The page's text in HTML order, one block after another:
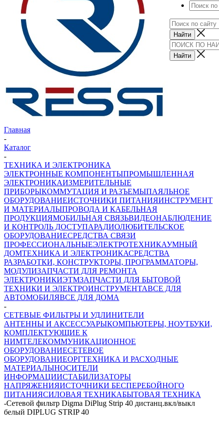
Главная
-
Каталог
-
ТЕХНИКА И ЭЛЕКТРОНИКА
ЭЛЕКТРОННЫЕ КОМПОНЕНТЫПРОМЫШЛЕННАЯ
ЭЛЕКТРОНИКАИЗМЕРИТЕЛЬНЫЕ
ПРИБОРЫКОММУТАЦИЯ И РАЗЪЕМЫПАЯЛЬНОЕ
ОБОРУДОВАНИЕИСТОЧНИКИ ПИТАНИЯИНСТРУМЕНТ
И МАТЕРИАЛЫПРОВОДА И КАБЕЛЬНАЯ
ПРОДУКЦИЯМОБИЛЬНАЯ СВЯЗЬВИДЕОНАБЛЮДЕНИЕ
И КОНТРОЛЬ ДОСТУПАРАДИОЛЮБИТЕЛЬСКОЕ
ОБОРУДОВАНИЕСРЕДСТВА СВЯЗИ
ПРОФЕССИОНАЛЬНЫЕЭЛЕКТРОТЕХНИКАУМНЫЙ
ДОМТЕХНИКА И ЭЛЕКТРОНИКАСРЕДСТВА
РАЗРАБОТКИ, КОНСТРУКТОРЫ, ПРОГРАММАТОРЫ,
МОДУЛИЗАПЧАСТИ ДЛЯ РЕМОНТА
ЭЛЕКТРОНИКИЭТМЗАПЧАСТИ ДЛЯ БЫТОВОЙ
ТЕХНИКИ И ЭЛЕКТРОИНСТРУМЕНТАВСЕ ДЛЯ
АВТОМОБИЛЯВСЕ ДЛЯ ДОМА
-
СЕТЕВЫЕ ФИЛЬТРЫ И УДЛИНИТЕЛИ
АНТЕННЫ И АКСЕССУАРЫКОМПЬЮТЕРЫ, НОУТБУКИ,
КОМПЛЕКТУЮЩИЕ К
НИМТЕЛЕКОММУНИКАЦИОННОЕ
ОБОРУДОВАНИЕСЕТЕВОЕ
ОБОРУДОВАНИЕОРГТЕХНИКА И РАСХОДНЫЕ
МАТЕРИАЛЫНОСИТЕЛИ
ИНФОРМАЦИИСТАБИЛИЗАТОРЫ
НАПРЯЖЕНИЯИСТОЧНИКИ БЕСПЕРЕБОЙНОГО
ПИТАНИЯСИЛОВАЯ ТЕХНИКАБЫТОВАЯ ТЕХНИКА
-Сетевой фильтр Digma DiPlug Strip 40 дистанц.вкл/выкл
белый DIPLUG STRIP 40